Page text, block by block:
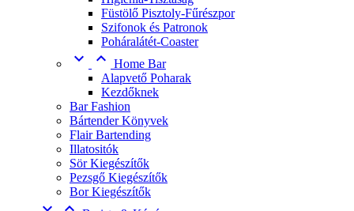
Füstölő Pisztoly-Fűrészpor
Szifonok és Patronok
Poháralátét-Coaster
  Home Bar
Alapvető Poharak
Kezdőknek
Bar Fashion
Bártender Könyvek
Flair Bartending
Illatositók
Sör Kiegészítők
Pezsgő Kiegészítők
Bor Kiegészítők